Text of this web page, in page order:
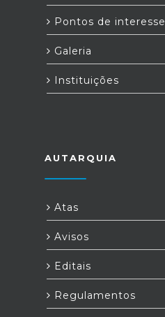
Pontos de interesse
Galeria
Instituições
AUTARQUIA
Atas
Avisos
Editais
Regulamentos